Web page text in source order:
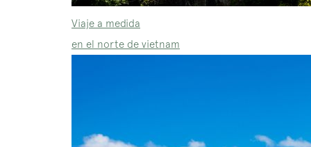
Viaje a medida
en el norte de vietnam